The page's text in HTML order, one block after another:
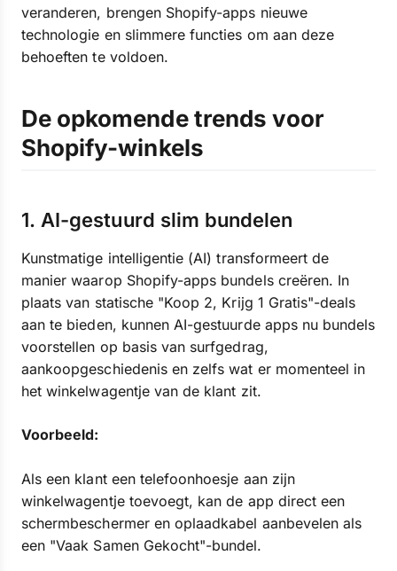
veranderen, brengen Shopify-apps nieuwe
technologie en slimmere functies om aan deze
behoeften te voldoen.
De opkomende trends voor
Shopify-winkels
1. AI-gestuurd slim bundelen
Kunstmatige intelligentie (AI) transformeert de
manier waarop Shopify-apps bundels creëren. In
plaats van statische "Koop 2, Krijg 1 Gratis"-deals
aan te bieden, kunnen AI-gestuurde apps nu bundels
voorstellen op basis van surfgedrag,
aankoopgeschiedenis en zelfs wat er momenteel in
het winkelwagentje van de klant zit.
Voorbeeld:
Als een klant een telefoonhoesje aan zijn
winkelwagentje toevoegt, kan de app direct een
schermbeschermer en oplaadkabel aanbevelen als
een "Vaak Samen Gekocht"-bundel.